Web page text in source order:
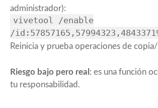
administrador):
vivetool /enable
/
Reinicia y prueba operaciones de
Riesgo bajo pero real : es una función
tu responsabilidad.